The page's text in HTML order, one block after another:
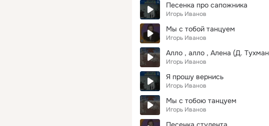
Песенка про сапожника
Игорь Иванов
Мы с тобой танцуем
Игорь Иванов
Алло , алло , Алена (Д.
Игорь Иванов
Я прошу вернись
Игорь Иванов
Мы с тобою танцуем
Игорь Иванов